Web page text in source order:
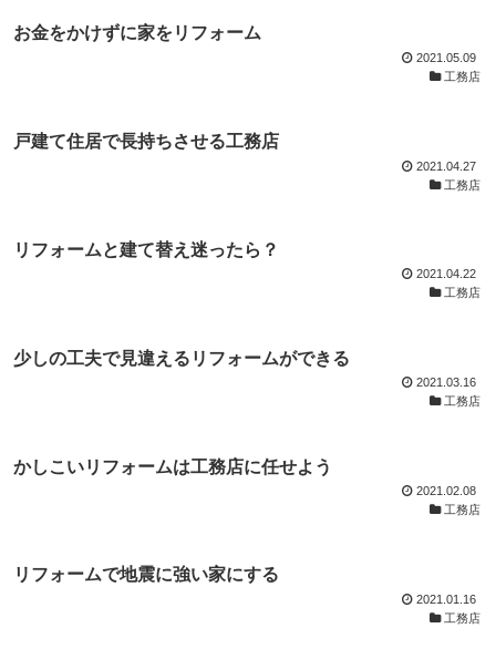
お金をかけずに家をリフォーム
2021.05.09
工務店
戸建て住居で長持ちさせる工務店
2021.04.27
工務店
リフォームと建て替え迷ったら？
2021.04.22
工務店
少しの工夫で見違えるリフォームができる
2021.03.16
工務店
かしこいリフォームは工務店に任せよう
2021.02.08
工務店
リフォームで地震に強い家にする
2021.01.16
工務店